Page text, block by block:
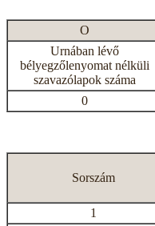
O
Urnában lévő
bélyegzőlenyomat nélküli
szavazólapok száma
0
Sorszám
1